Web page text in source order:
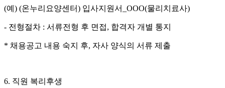
(예 ) (온누리요양센터) 입사지원서 _OOO(물리치료사)
- 전형절차 : 서류전형 후 면접, 합격자 개별 통지
* 채용공고 내용 숙지 후, 자사 양식의 서류 제출
6. 직원 복리후생